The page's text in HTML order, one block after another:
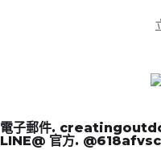
電子郵件.
LINE@ 官方. @618afvsc